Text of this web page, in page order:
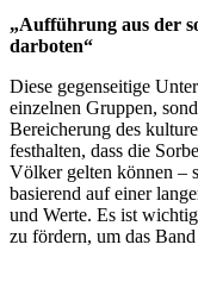
„Aufführung aus der
darboten“
Diese gegenseitige
einzelnen Gruppen,
Bereicherung des
festhalten, dass die
Völker gelten können –
basierend auf einer
und Werte. Es ist
zu fördern, um das